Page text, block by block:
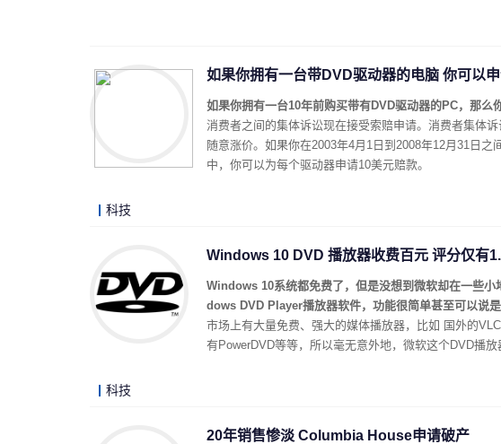
如果你拥有一台带DVD驱动器的电脑 你可以
如果你拥有一台10年前购买带有DVD驱动器的PC，那么
消费者之间的集体诉讼现在接受索赔申请。消费者集体
随意涨价。如果你在2003年4月1日到2008年12月31日
中，你可以为每个驱动器申请10美元赔款。
科技
Windows 10 DVD 播放器收费百元 评分仅有
Windows 10系统都免费了，但是没想到微软却在一些
dows DVD Player播放器软件，功能很简单甚至可以说
市场上有大量免费、强大的媒体播放器，比如 国外的
有PowerDVD等等，所以毫无意外地，微软这个DVD播放
科技
20年销售惨淡 Columbia House申请破产